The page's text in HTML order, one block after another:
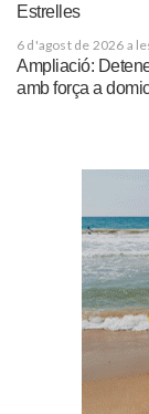
Estrelles
6 d'agost de 2026 a
Ampliació:
amb força a